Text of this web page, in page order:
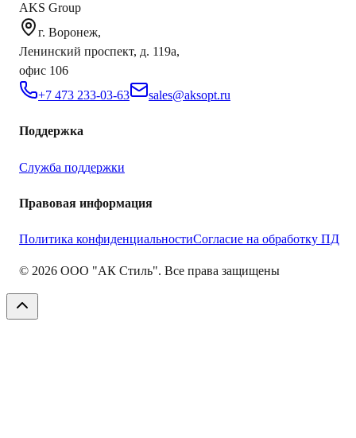
AKS Group
г. Воронеж,
Ленинский проспект, д. 119а,
офис 106
+7 473 233-03-63
sales@aksopt.ru
Поддержка
Служба поддержки
Правовая информация
Политика конфиденциальностиСогласие на обработку ПД
© 2026 ООО "АК Стиль". Все права защищены